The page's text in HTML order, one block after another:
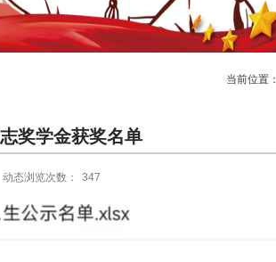
当前位置：
奖学金获奖名单
动态浏览次数： 347